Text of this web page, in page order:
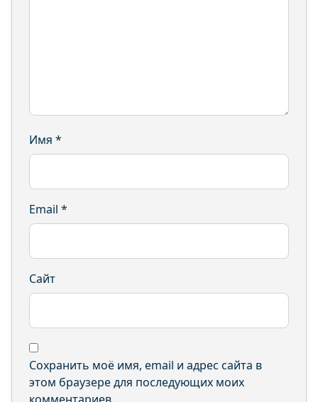
Имя *
Email *
Сайт
Сохранить моё имя, email и адрес сайта в
этом браузере для последующих моих